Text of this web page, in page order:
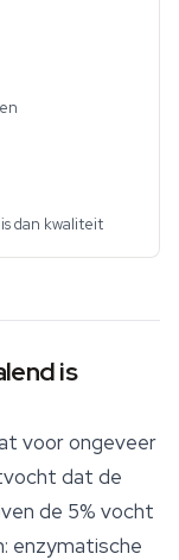
dan kwaliteit
is
voor ongeveer
dat de
de 5% vocht
enzymatische